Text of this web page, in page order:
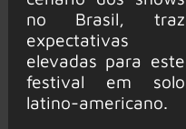
no Brasil, traz
expectativas
elevadas para este
festival em solo
latino-americano.